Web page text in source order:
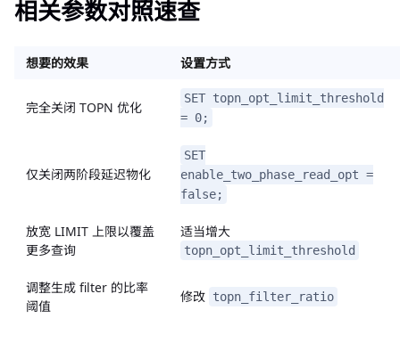
相关参数对照速查
想要的效果 设置方式
完全关闭 TOPN 优化
SET topn_opt_limit_threshold
= 0;
仅关闭两阶段延迟物化
SET
enable_two_phase_read_opt =
false;
放宽 LIMIT 上限以覆盖
更多查询
适当增大
topn_opt_limit_threshold
调整生成 filter 的比率
阈值
修改 topn_filter_ratio